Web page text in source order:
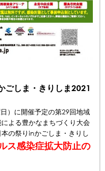
ごしま・きりしま2021
）に開催予定の第29回地域
よる豊かなまちづくり大会
の祭りinかごしま・きりし
ス感染症拡大防止の